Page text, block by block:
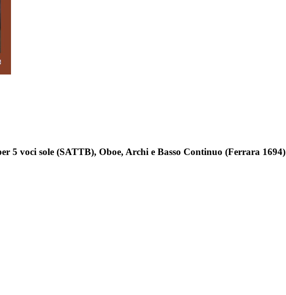
5 voci sole (SATTB), Oboe, Archi e Basso Continuo (Ferrara 1694)